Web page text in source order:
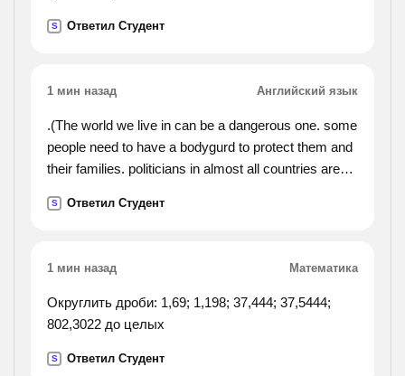
S Ответил Студент
1 мин назад Английский язык
.(The world we live in can be a dangerous one. some
people need to have a bodygurd to protect them and
their families. politicians in almost all countries are
states never goes anywhere without secret service
dangerousjob. good bodyguards are prepared to risk
their own lives to protect their clients. some
bodyguards wear bullet-proof vests. bodyguards
situations. the bodyguards usually stay with their
S Ответил Студент
1 мин назад Математика
Округлить дроби: 1,69; 1,198; 37,444; 37,5444;
802,3022 до целых
S Ответил Студент